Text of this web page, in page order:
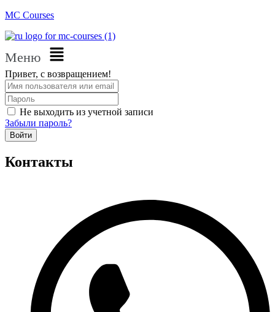
MC Courses
Меню
Привет, с возвращением!
Не выходить из учетной записи
Забыли пароль?
Войти
Контакты